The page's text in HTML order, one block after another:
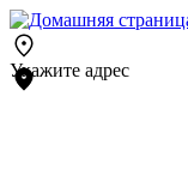
Укажите адрес